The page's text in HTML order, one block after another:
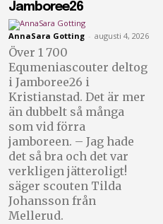
Jamboree26
AnnaSara Gotting - augusti 4, 2026
Över 1 700
Equmeniascouter deltog
i Jamboree26 i
Kristianstad. Det är mer
än dubbelt så många
som vid förra
jamboreen. – Jag hade
det så bra och det var
verkligen jätteroligt!
säger scouten Tilda
Johansson från
Mellerud.